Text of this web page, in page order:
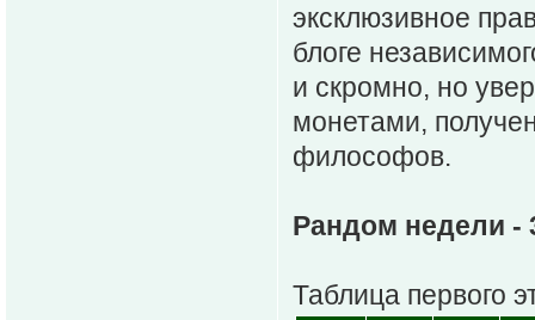
эксклюзивное
блоге
и скромно, но
монетами,
философов.
Рандом недели -
Таблица первого